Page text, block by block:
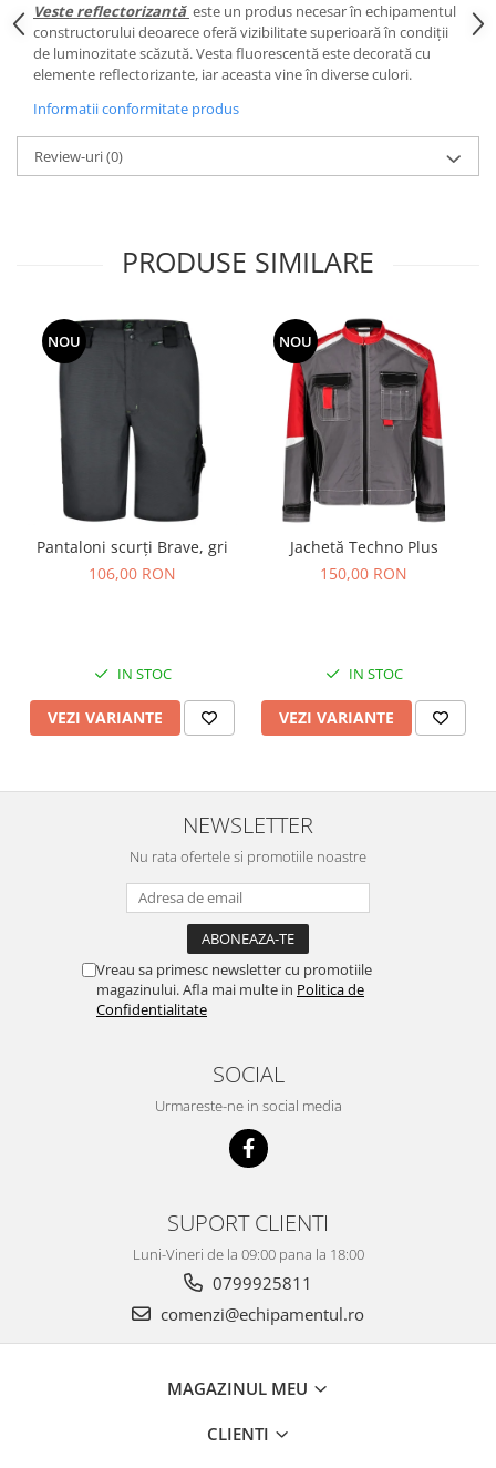
Veste reflectorizantă este un produs necesar în echipamentul
constructorului deoarece oferă vizibilitate superioară în condiții
de luminozitate scăzută. Vesta fluorescentă este decorată cu
elemente reflectorizante, iar aceasta vine în diverse culori.
Informatii conformitate produs
Review-uri(0)
PRODUSE SIMILARE
NOU
Pantaloni scurți Brave, gri
106,00 RON
IN STOC
VEZI VARIANTE
NOU
Jachetă Techno Plus
150,00 RON
IN STOC
VEZI VARIANTE
NEWSLETTER
Nu rata ofertele si promotiile noastre
Vreau sa primesc newsletter cu promotiile
magazinului. Afla mai multe in Politica de
Confidentialitate
SOCIAL
Urmareste-ne in social media
SUPORT CLIENTI
Luni-Vineri de la 09:00 pana la 18:00
0799925811
comenzi@echipamentul.ro
MAGAZINUL MEU
CLIENTI